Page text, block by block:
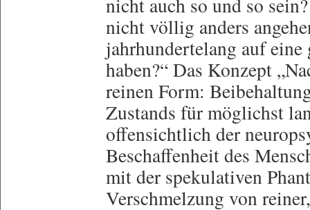
nicht auch so und so
nicht völlig anders
jahrhundertelang auf eine
haben?“ Das Konzept
reinen Form:
Zustands für möglichst
offensichtlich der
Beschaffenheit des
mit der spekulativen
Verschmelzung von